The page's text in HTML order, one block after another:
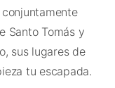
Santo Tomás y
sus lugares de
tu escapada.